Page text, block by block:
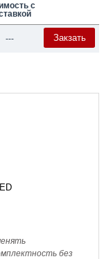
с
--- Закзать
без